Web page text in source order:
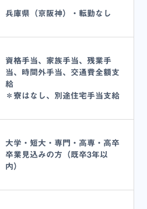
兵庫県（京阪神）・転勤なし
資格手当、家族手当、残業手
当、時間外手当、交通費全額支
給
＊寮はなし、別途住宅手当支給
大学・短大・専門・高専・高卒
卒業見込みの方（既卒3年以
内）